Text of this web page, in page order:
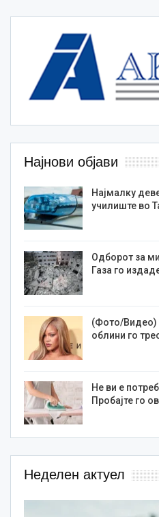
Најнови објави
Најмалку
училиште во
Одборот за
Газа го
(Фото/Видео)
облини го
Не ви е
Пробајте го
Неделен актуел